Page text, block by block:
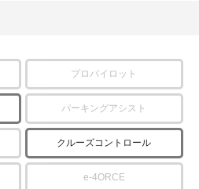
プロパイロット
パーキングアシスト
クルーズコントロール
e-4ORCE